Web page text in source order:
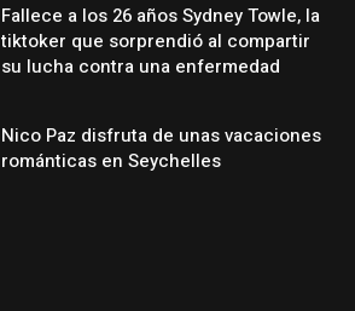
Fallece a los 26 años Sydney Towle, la
tiktoker que sorprendió al compartir
su lucha contra una enfermedad
Nico Paz disfruta de unas vacaciones
románticas en Seychelles